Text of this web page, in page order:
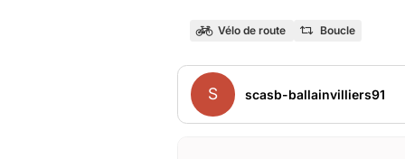
Vélo de route Boucle
S scasb-ballainvilliers91